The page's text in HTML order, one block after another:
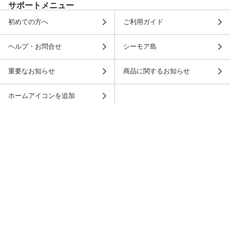
サポートメニュー
初めての方へ ご利用ガイド
ヘルプ・お問合せ シーモア島
重要なお知らせ 商品に関するお知らせ
ホームアイコンを追加